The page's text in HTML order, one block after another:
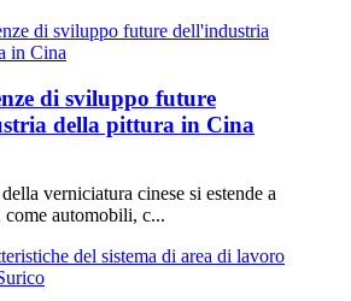
di sviluppo future
della pittura in Cina
verniciatura cinese si estende a
come automobili, c...